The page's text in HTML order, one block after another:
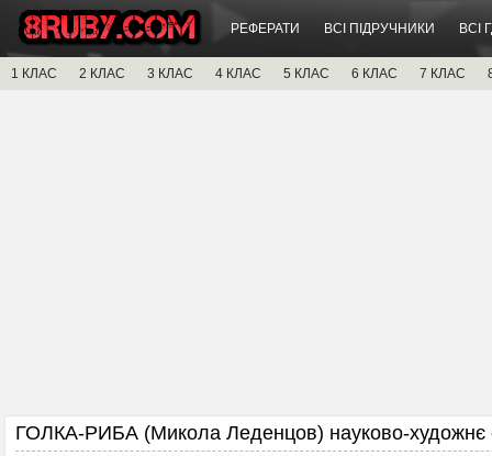
РЕФЕРАТИ ВСІ ПІДРУЧНИКИ ВСІ
1 КЛАС 2 КЛАС 3 КЛАС 4 КЛАС 5 КЛАС 6 КЛАС 7 КЛАС
ГОЛКА-РИБА (Микола Леденцов) науково-художнє